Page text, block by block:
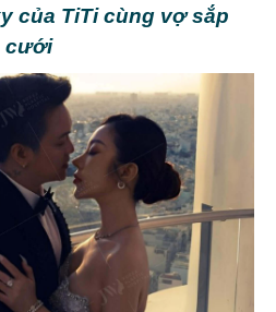
của TiTi cùng vợ sắp
cưới